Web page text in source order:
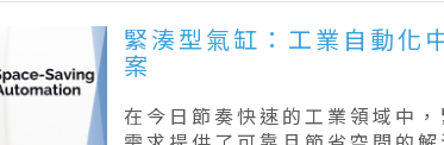
緊湊型氣缸：工業自動化
案
在今日節奏快速的工業領域中